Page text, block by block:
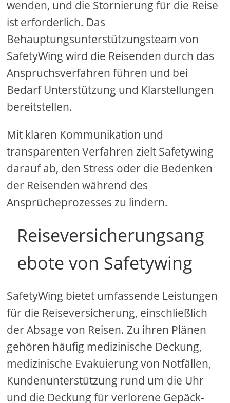
wenden, und die Stornierung für die Reise
ist erforderlich. Das
Behauptungsunterstützungsteam von
SafetyWing wird die Reisenden durch das
Anspruchsverfahren führen und bei
Bedarf Unterstützung und Klarstellungen
bereitstellen.
Mit klaren Kommunikation und
transparenten Verfahren zielt Safetywing
darauf ab, den Stress oder die Bedenken
der Reisenden während des
Ansprücheprozesses zu lindern.
Reiseversicherungsang
ebote von Safetywing
SafetyWing bietet umfassende Leistungen
für die Reiseversicherung, einschließlich
der Absage von Reisen. Zu ihren Plänen
gehören häufig medizinische Deckung,
medizinische Evakuierung von Notfällen,
Kundenunterstützung rund um die Uhr
und die Deckung für verlorene Gepäck-